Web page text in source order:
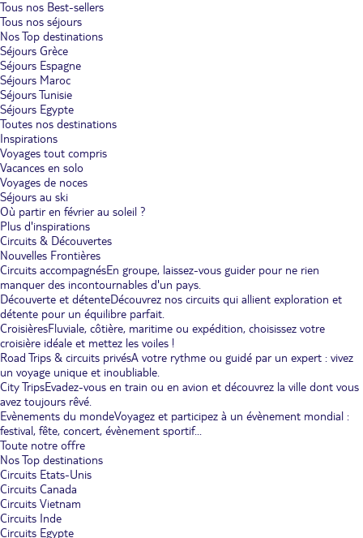
Tous nos Best-sellers
Tous nos séjours
Nos Top destinations
Séjours Grèce
Séjours Espagne
Séjours Maroc
Séjours Tunisie
Séjours Egypte
Toutes nos destinations
Inspirations
Voyages tout compris
Vacances en solo
Voyages de noces
Séjours au ski
Où partir en février au soleil ?
Plus d'inspirations
Circuits & Découvertes
Nouvelles Frontières
Circuits accompagnésEn groupe, laissez-vous guider pour ne rien
manquer des incontournables d'un pays.
Découverte et détenteDécouvrez nos circuits qui allient exploration et
détente pour un équilibre parfait.
CroisièresFluviale, côtière, maritime ou expédition, choisissez votre
croisière idéale et mettez les voiles !
Road Trips & circuits privésA votre rythme ou guidé par un expert : vivez
un voyage unique et inoubliable.
City TripsEvadez-vous en train ou en avion et découvrez la ville dont vous
avez toujours rêvé.
Evènements du mondeVoyagez et participez à un évènement mondial :
festival, fête, concert, évènement sportif...
Toute notre offre
Nos Top destinations
Circuits Etats-Unis
Circuits Canada
Circuits Vietnam
Circuits Inde
Circuits Egypte